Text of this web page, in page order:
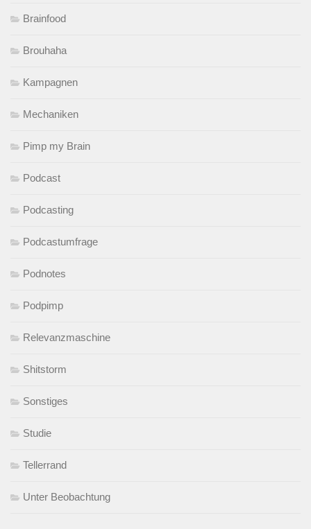
Brainfood
Brouhaha
Kampagnen
Mechaniken
Pimp my Brain
Podcast
Podcasting
Podcastumfrage
Podnotes
Podpimp
Relevanzmaschine
Shitstorm
Sonstiges
Studie
Tellerrand
Unter Beobachtung